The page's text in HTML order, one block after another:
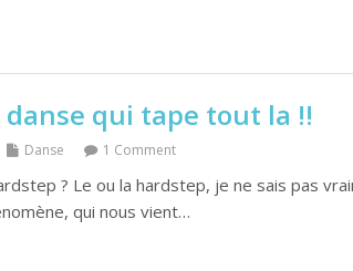
qui tape tout la !!
Danse 1 Comment
? Le ou la hardstep, je ne sais pas
qui nous vient…